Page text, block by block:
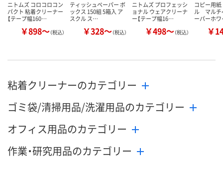
ニトムズ コロコロコン
パクト 粘着クリーナー
【テープ幅160…
￥898～（税込）
ティッシュペーパー ボ
ックス 150組 5箱入 ア
スクル ス…
￥328～（税込）
ニトムズ プロフェッシ
ョナル ウェアクリーナ
ー【テープ幅16…
￥498～（税込）
コピー用
ル マルチ
ーパーホワ
￥
粘着クリーナーのカテゴリー
ゴミ袋/清掃用品/洗濯用品のカテゴリー
オフィス用品のカテゴリー
作業・研究用品のカテゴリー